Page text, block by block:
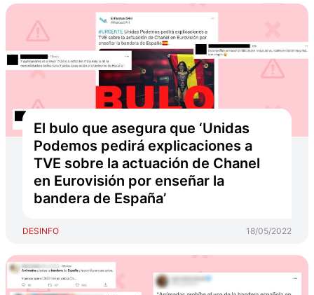
El bulo que asegura que ‘Unidas
Podemos pedirá explicaciones a
TVE sobre la actuación de Chanel
en Eurovisión por enseñar la
bandera de España’
DESINFO 18/05/2022